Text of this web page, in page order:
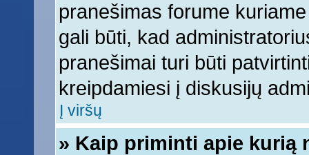
pranešimas forume
gali būti, kad
pranešimai turi būti
kreipdamiesi į diskusijų
Į viršų
» Kaip priminti apie kurią